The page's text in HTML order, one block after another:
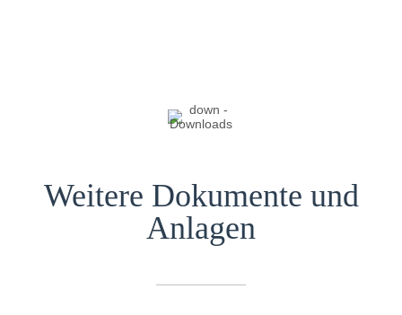
Weitere Dokumente und
Anlagen